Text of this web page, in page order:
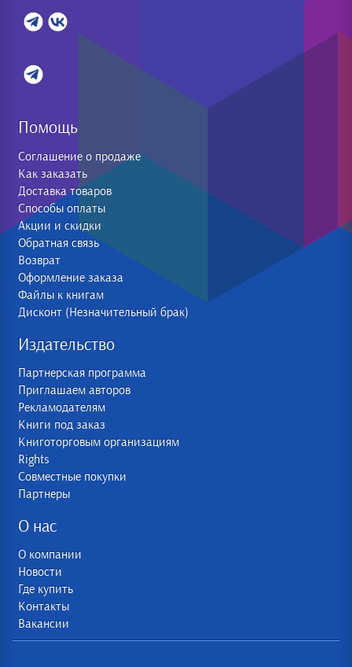
Помощь
Соглашение о продаже
Как заказать
Доставка товаров
Способы оплаты
Акции и скидки
Обратная связь
Возврат
Оформление заказа
Файлы к книгам
Дисконт (Незначительный брак)
Издательство
Партнерская программа
Приглашаем авторов
Рекламодателям
Книги под заказ
Книготорговым организациям
Rights
Совместные покупки
Партнеры
О нас
О компании
Новости
Где купить
Контакты
Вакансии